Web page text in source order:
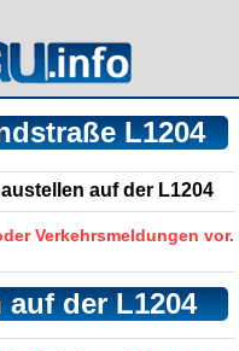
L1204
auf der L1204
Verkehrsmeldungen vor.
der L1204